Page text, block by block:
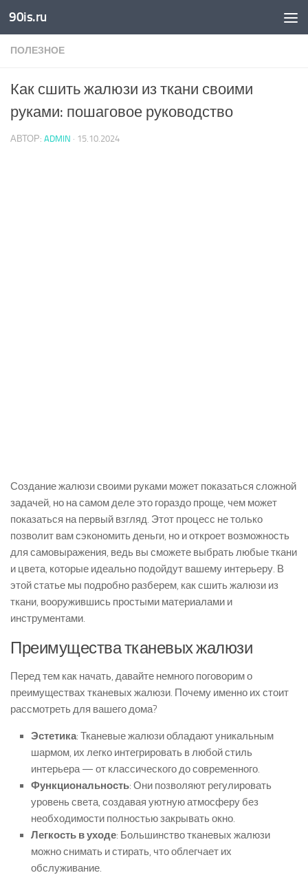
Skip to content
90is.ru
ПОЛЕЗНОЕ
Как сшить жалюзи из ткани своими
руками: пошаговое руководство
АВТОР: ADMIN · 15.10.2024
Создание жалюзи своими руками может показаться сложной
задачей, но на самом деле это гораздо проще, чем может
показаться на первый взгляд. Этот процесс не только
позволит вам сэкономить деньги, но и откроет возможность
для самовыражения, ведь вы сможете выбрать любые ткани
и цвета, которые идеально подойдут вашему интерьеру. В
этой статье мы подробно разберем, как сшить жалюзи из
ткани, вооружившись простыми материалами и
инструментами.
Преимущества тканевых жалюзи
Перед тем как начать, давайте немного поговорим о
преимуществах тканевых жалюзи. Почему именно их стоит
рассмотреть для вашего дома?
Эстетика: Тканевые жалюзи обладают уникальным
шармом, их легко интегрировать в любой стиль
интерьера — от классического до современного.
Функциональность: Они позволяют регулировать
уровень света, создавая уютную атмосферу без
необходимости полностью закрывать окно.
Легкость в уходе: Большинство тканевых жалюзи
можно снимать и стирать, что облегчает их
обслуживание.